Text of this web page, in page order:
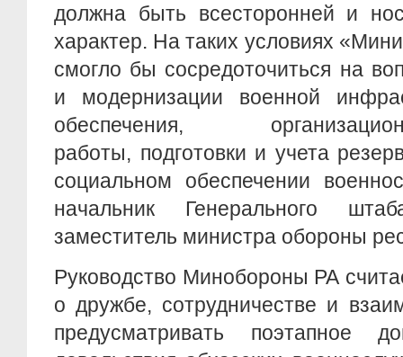
должна быть всесторонней и
характер. На таких условиях
смогло бы сосредоточиться на
и модернизации военной
обеспечения,
работы, подготовки и учета
социальном обеспечении
начальник Генерального
заместитель министра обороны
Руководство Минобороны РА
о дружбе, сотрудничестве и
предусматривать поэтапное